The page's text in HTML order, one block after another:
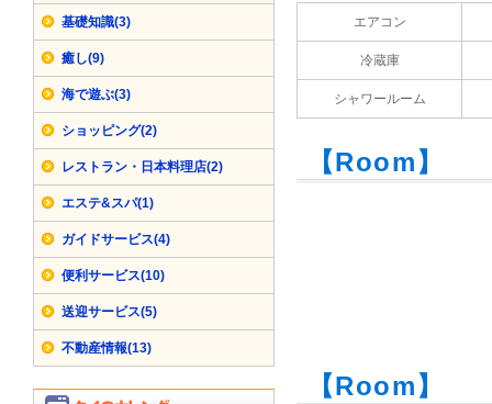
エアコン
冷蔵庫
シャワールーム
【Room】
【Room】
基礎知識(3)
癒し(9)
海で遊ぶ(3)
ショッピング(2)
レストラン・日本料理店(2)
エステ&スパ(1)
ガイドサービス(4)
便利サービス(10)
送迎サービス(5)
不動産情報(13)